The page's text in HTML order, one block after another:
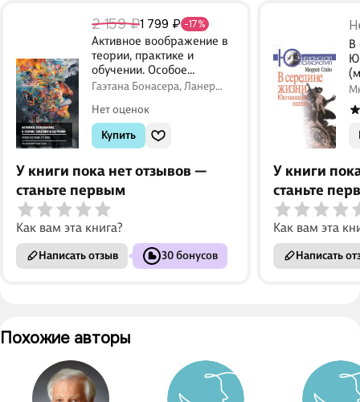
2 159 ₽1 799 ₽ -17%
Активное воображение в
теории, практике и
обучении. Особое
наследие К.Г. Юнга
Гаэтана Бонасера, Ланер
Нет оценок
Купить
У книги пока нет отзывов —
станьте первым
Как вам эта книга?
Написать отзыв 30 бонусов
В
У книги
станьте
Как вам эта
Написать
Похожие авторы